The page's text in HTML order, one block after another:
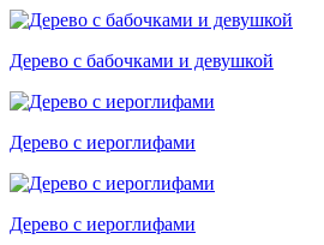
Дерево с бабочками и девушкой
Дерево с иероглифами
Дерево с иероглифами